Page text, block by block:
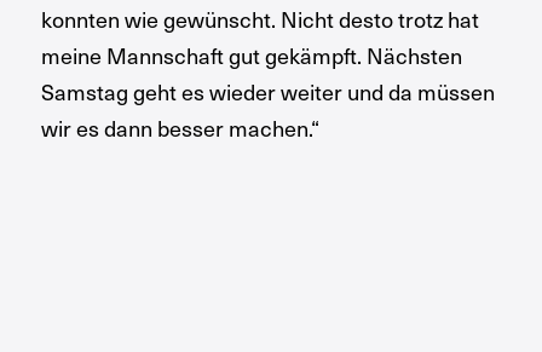
konnten wie gewünscht. Nicht desto trotz hat
meine Mannschaft gut gekämpft. Nächsten
Samstag geht es wieder weiter und da müssen
wir es dann besser machen.“